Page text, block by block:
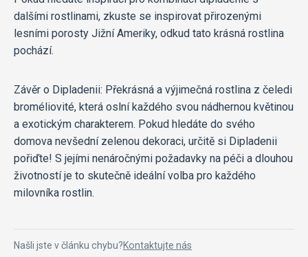
dalšími rostlinami, zkuste se inspirovat přirozenými
lesními porosty Jižní Ameriky, odkud tato krásná rostlina
pochází.
Závěr o Dipladenii: Překrásná a výjimečná rostlina z čeledi
broméliovité, která oslní každého svou nádhernou květinou
a exotickým charakterem. Pokud hledáte do svého
domova nevšední zelenou dekoraci, určitě si Dipladenii
pořiďte! S jejími nenáročnými požadavky na péči a dlouhou
životností je to skutečně ideální volba pro každého
milovníka rostlin.
Našli jste v článku chybu?Kontaktujte nás